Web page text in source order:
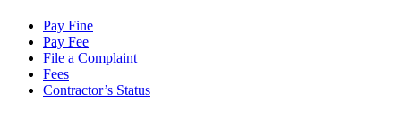
Pay Fine
Pay Fee
File a Complaint
Fees
Contractor’s Status